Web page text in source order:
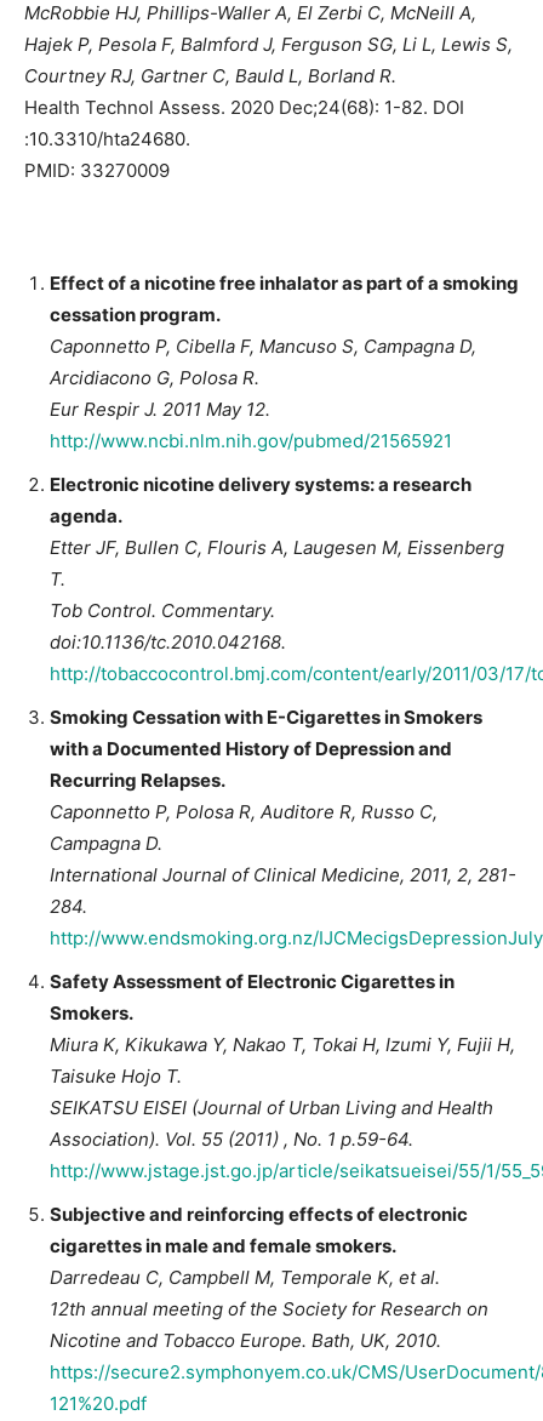
McRobbie HJ, Phillips-Waller A, El Zerbi C, McNeill A,
Hajek P, Pesola F, Balmford J, Ferguson SG, Li L, Lewis S,
Courtney RJ, Gartner C, Bauld L, Borland R.
Health Technol Assess. 2020 Dec;24(68): 1-82. DOI
:10.3310/hta24680.
PMID: 33270009
Effect of a nicotine free inhalator as part of a smoking
cessation program.
Caponnetto P, Cibella F, Mancuso S, Campagna D,
Arcidiacono G, Polosa R.
Eur Respir J. 2011 May 12.
http://www.ncbi.nlm.nih.gov/pubmed/21565921
Electronic nicotine delivery systems: a research
agenda.
Etter JF, Bullen C, Flouris A, Laugesen M, Eissenberg
T.
Tob Control. Commentary.
doi:10.1136/tc.2010.042168.
http://tobaccocontrol.bmj.com/content/early/2011/03/17/
Smoking Cessation with E-Cigarettes in Smokers
with a Documented History of Depression and
Recurring Relapses.
Caponnetto P, Polosa R, Auditore R, Russo C,
Campagna D.
International Journal of Clinical Medicine, 2011, 2, 281-
284.
http://www.endsmoking.org.nz/
Safety Assessment of Electronic Cigarettes in
Smokers.
Miura K, Kikukawa Y, Nakao T, Tokai H, Izumi Y, Fujii H,
Taisuke Hojo T.
SEIKATSU EISEI (Journal of Urban Living and Health
Association). Vol. 55 (2011) , No. 1 p.59-64.
http://www.jstage.jst.go.jp/article/seikatsueisei/55/1/
Subjective and reinforcing effects of electronic
cigarettes in male and female smokers.
Darredeau C, Campbell M, Temporale K, et al.
12th annual meeting of the Society for Research on
Nicotine and Tobacco Europe. Bath, UK, 2010.
https://secure2.symphonyem.co.uk/CMS/
121%20.pdf